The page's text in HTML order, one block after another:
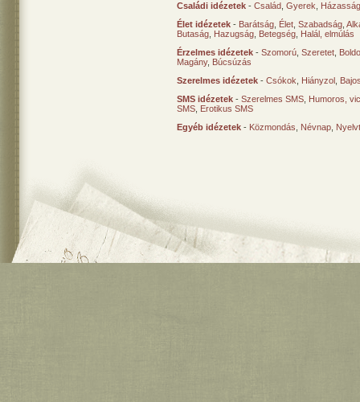
Családi idézetek - Család Gyerek
Élet idézetek - Barátság Élet Szabadság
Butaság Hazugság Betegség Halál, elmúlás
Érzelmes idézetek - Szomorú Szeretet
Magány, Búcsúzás
Szerelmes idézetek - Csókok Hiányzol
SMS idézetek - Szerelmes SMS Humoros,
SMS Erotikus SMS
Egyéb idézetek - Közmondás Névnap